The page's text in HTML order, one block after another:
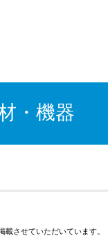
・機器
させていただいています。